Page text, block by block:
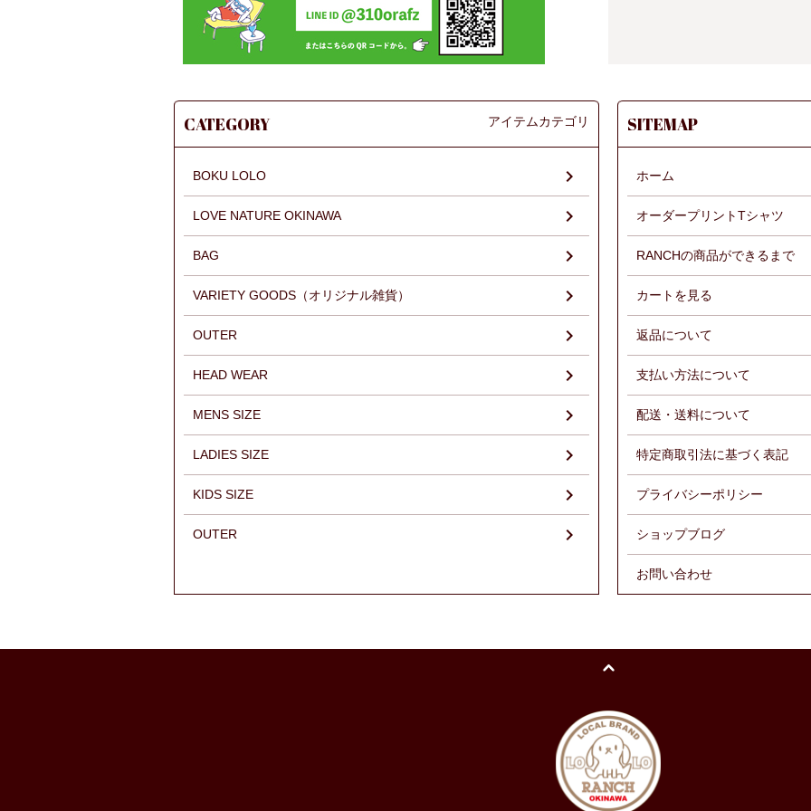
CATEGORY アイテムカテゴリ
BOKU LOLO
LOVE NATURE OKINAWA
BAG
VARIETY GOODS（オリジナル雑貨）
OUTER
HEAD WEAR
MENS SIZE
LADIES SIZE
KIDS SIZE
OUTER
SITEMAP
ホーム
オーダープリントTシャツ
RANCHの商品ができるまで
カートを見る
返品について
支払い方法について
配送・送料について
特定商取引法に基づく表記
プライバシーポリシー
ショップブログ
お問い合わせ